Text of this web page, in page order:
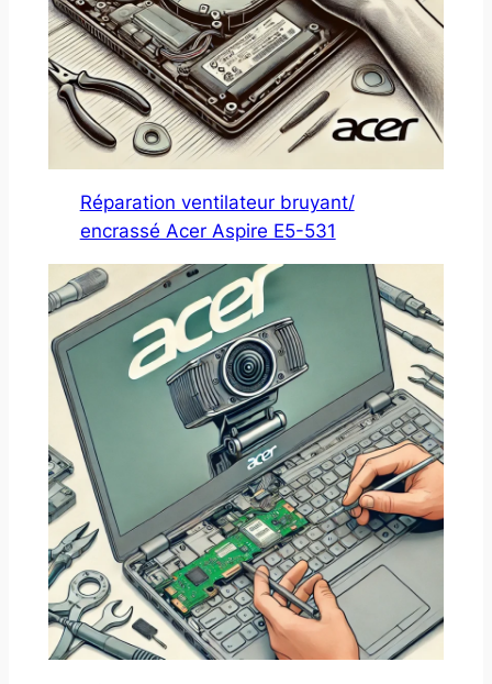
Réparation ventilateur bruyant/
encrassé Acer Aspire E5-531